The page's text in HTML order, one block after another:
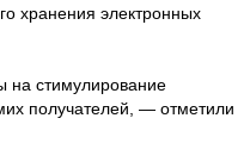
хранения электронных
на стимулирование
получателей, — отметили